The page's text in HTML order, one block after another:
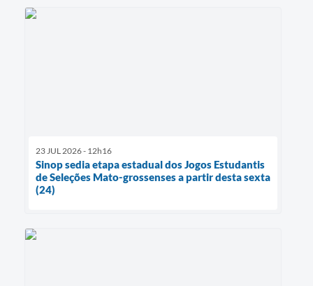
23 JUL 2026 - 12h16
Sinop sedia etapa estadual dos Jogos Estudantis
de Seleções Mato-grossenses a partir desta sexta
(24)